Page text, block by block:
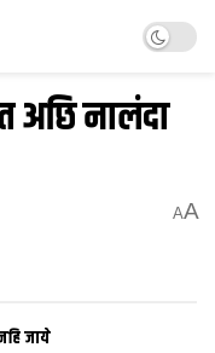
अछि नालंदा
AA
जाये